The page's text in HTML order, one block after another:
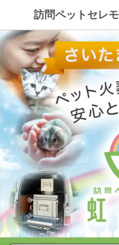
訪問ペットセレ